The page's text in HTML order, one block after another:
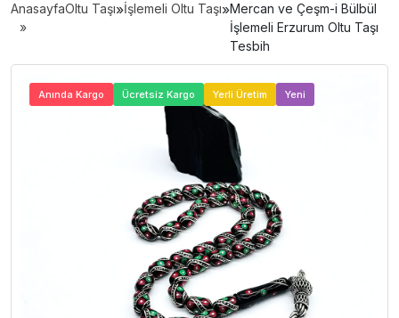
AnasayfaOltu Taşı»İşlemeli Oltu Taşı»Mercan ve Çeşm-i Bülbül
İşlemeli Erzurum Oltu Taşı
Tesbih
Anında Kargo Ücretsiz Kargo Yerli Üretim Yeni